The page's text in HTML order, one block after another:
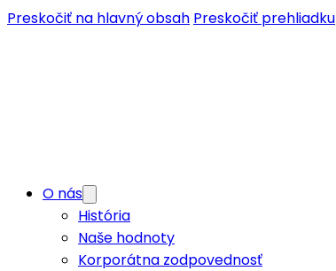
Preskočiť na hlavný obsah Preskočiť prehliadku
O nás
História
Naše hodnoty
Korporátna zodpovednosť